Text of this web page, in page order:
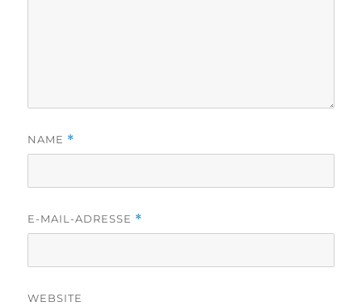
NAME *
E-MAIL-ADRESSE *
WEBSITE